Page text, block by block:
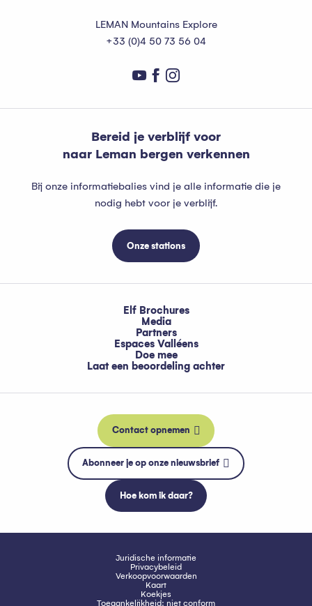
LEMAN Mountains Explore
+33 (0)4 50 73 56 04
Bereid je verblijf voor
naar Leman bergen verkennen
Bij onze informatiebalies vind je alle informatie die je
nodig hebt voor je verblijf.
Onze stations
Elf Brochures
Media
Partners
Espaces Valléens
Doe mee
Laat een beoordeling achter
Contact opnemen
Abonneer je op onze nieuwsbrief
Hoe kom ik daar?
Juridische informatie
Privacybeleid
Verkoopvoorwaarden
Kaart
Koekjes
Toegankelijkheid: niet conform